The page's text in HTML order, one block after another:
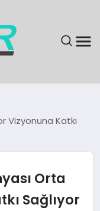
Vizyonuna Katkı
Orta
Sağlıyor